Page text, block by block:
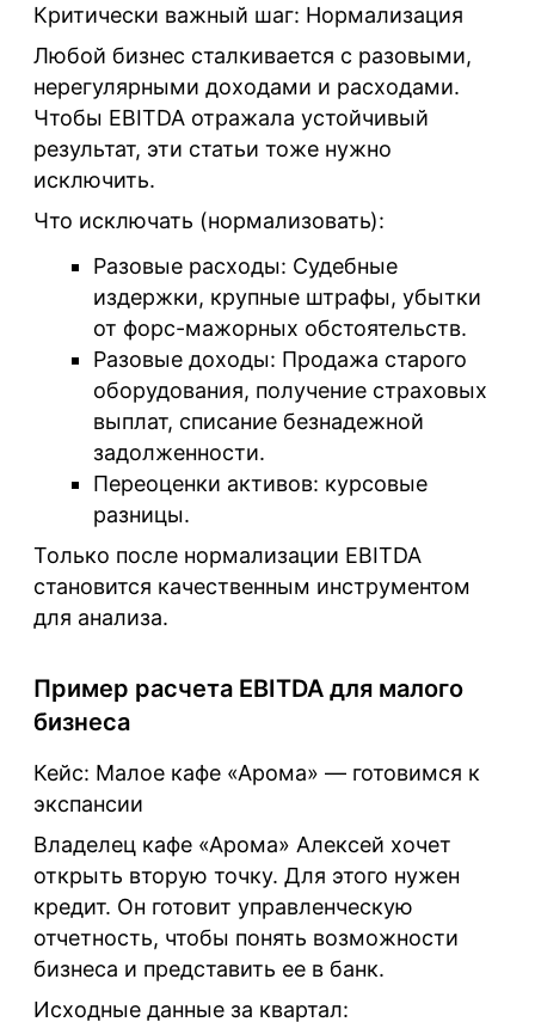
Критически важный шаг: Нормализация
Любой бизнес сталкивается с разовыми,
нерегулярными доходами и расходами.
Чтобы EBITDA отражала устойчивый
результат, эти статьи тоже нужно
исключить.
Что исключать (нормализовать):
Разовые расходы: Судебные
издержки, крупные штрафы, убытки
от форс-мажорных обстоятельств.
Разовые доходы: Продажа старого
оборудования, получение страховых
выплат, списание безнадежной
задолженности.
Переоценки активов: курсовые
разницы.
Только после нормализации EBITDA
становится качественным инструментом
для анализа.
Пример расчета EBITDA для малого
бизнеса
Кейс: Малое кафе «Арома» — готовимся к
экспансии
Владелец кафе «Арома» Алексей хочет
открыть вторую точку. Для этого нужен
кредит. Он готовит управленческую
отчетность, чтобы понять возможности
бизнеса и представить ее в банк.
Исходные данные за квартал: